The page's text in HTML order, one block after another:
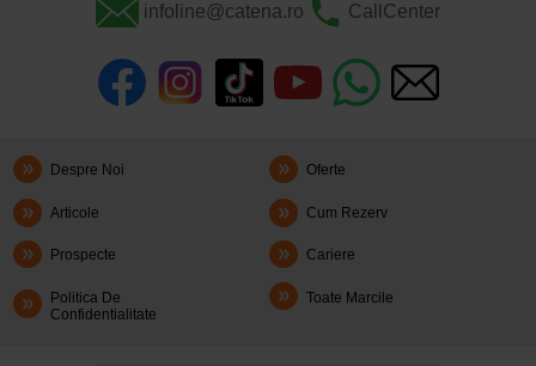
infoline@catena.ro CallCenter
Despre Noi Oferte
Articole Cum Rezerv
Prospecte Cariere
Politica De
Confidentialitate
Toate Marcile